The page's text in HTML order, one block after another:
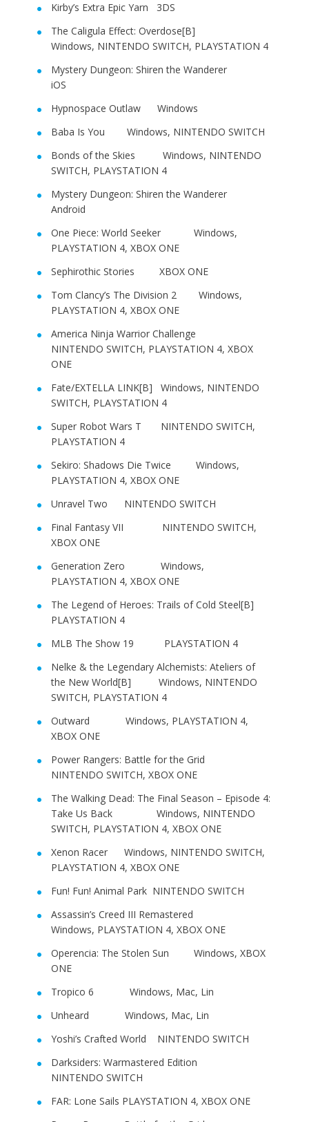
Kirby’s Extra Epic Yarn 3DS
The Caligula Effect: Overdose[B]
Windows, NINTENDO SWITCH, PLAYSTATION 4
Mystery Dungeon: Shiren the Wanderer
iOS
Hypnospace Outlaw Windows
Baba Is You Windows, NINTENDO SWITCH
Bonds of the Skies Windows, NINTENDO
SWITCH, PLAYSTATION 4
Mystery Dungeon: Shiren the Wanderer
Android
One Piece: World Seeker Windows,
PLAYSTATION 4, XBOX ONE
Sephirothic Stories XBOX ONE
Tom Clancy’s The Division 2 Windows,
PLAYSTATION 4, XBOX ONE
America Ninja Warrior Challenge
NINTENDO SWITCH, PLAYSTATION 4, XBOX
ONE
Fate/EXTELLA LINK[B] Windows, NINTENDO
SWITCH, PLAYSTATION 4
Super Robot Wars T NINTENDO SWITCH,
PLAYSTATION 4
Sekiro: Shadows Die Twice Windows,
PLAYSTATION 4, XBOX ONE
Unravel Two NINTENDO SWITCH
Final Fantasy VII NINTENDO SWITCH,
XBOX ONE
Generation Zero Windows,
PLAYSTATION 4, XBOX ONE
The Legend of Heroes: Trails of Cold Steel[B]
PLAYSTATION 4
MLB The Show 19 PLAYSTATION 4
Nelke & the Legendary Alchemists: Ateliers of
the New World[B] Windows, NINTENDO
SWITCH, PLAYSTATION 4
Outward Windows, PLAYSTATION 4,
XBOX ONE
Power Rangers: Battle for the Grid
NINTENDO SWITCH, XBOX ONE
The Walking Dead: The Final Season – Episode 4:
Take Us Back Windows, NINTENDO
SWITCH, PLAYSTATION 4, XBOX ONE
Xenon Racer Windows, NINTENDO SWITCH,
PLAYSTATION 4, XBOX ONE
Fun! Fun! Animal Park NINTENDO SWITCH
Assassin’s Creed III Remastered
Windows, PLAYSTATION 4, XBOX ONE
Operencia: The Stolen Sun Windows, XBOX
ONE
Tropico 6 Windows, Mac, Lin
Unheard Windows, Mac, Lin
Yoshi’s Crafted World NINTENDO SWITCH
Darksiders: Warmastered Edition
NINTENDO SWITCH
FAR: Lone Sails PLAYSTATION 4, XBOX ONE